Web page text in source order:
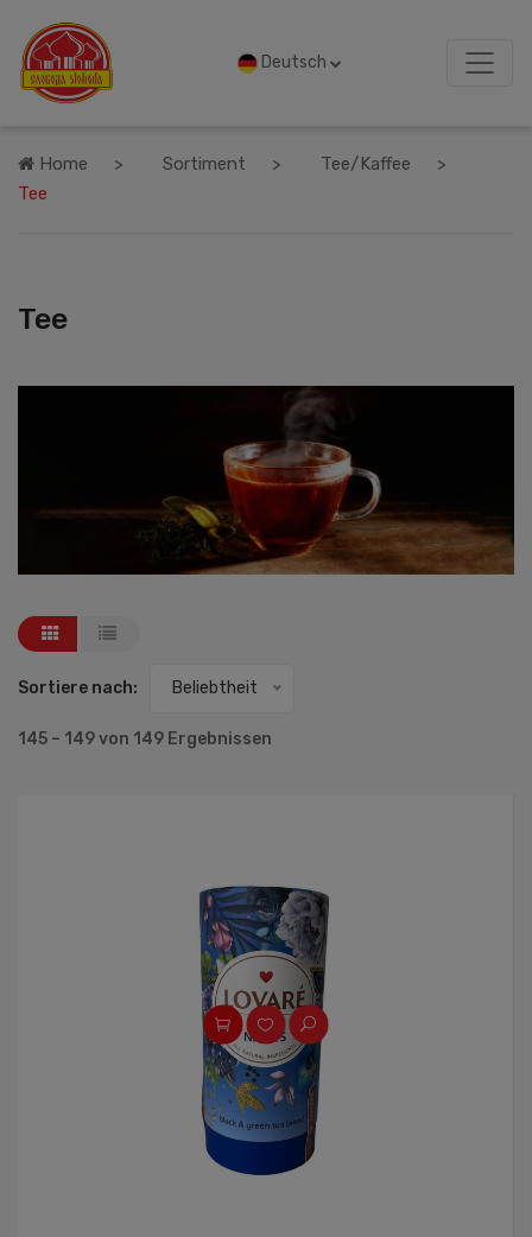
Deutsch
Home Sortiment
Tee/Kaffee
Tee
Tee
Sortiere nach: Beliebtheit
145 – 149 von 149 Ergebnissen